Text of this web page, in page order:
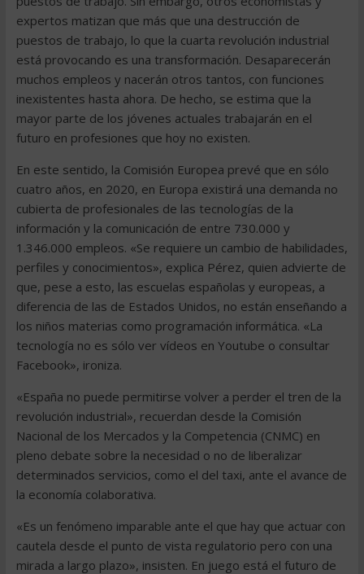
expertos matizan que más que una destrucción de
puestos de trabajo, lo que la cuarta revolución industrial
está provocando es una transformación. Desaparecerán
muchos empleos y nacerán otros tantos, con funciones
inexistentes hasta ahora. De hecho, se estima que la
mayor parte de los jóvenes actuales trabajarán en el
futuro en profesiones que hoy no existen.
En este sentido, la Comisión Europea prevé que en sólo
cuatro años, en 2020, en Europa existirá una demanda no
cubierta de profesionales de las tecnologías de la
información y la comunicación de entre 730.000 y
1.346.000 empleos. «Se requiere un cambio de habilidades,
perfiles y conocimientos», explica Pérez, quien advierte de
que, pese a esto, las escuelas españolas y europeas, a
diferencia de las de Estados Unidos, no están enseñando a
los niños materias como programación informática. «La
tecnología no es sólo ver vídeos en Youtube o consultar
Facebook», ironiza.
«España no puede permitirse volver a perder el tren de la
revolución industrial», recuerdan desde la Comisión
Nacional de los Mercados y la Competencia (CNMC) en
pleno debate sobre la necesidad o no de liberalizar
determinados servicios, como el del taxi, ante el avance de
la economía colaborativa.
«Es un fenómeno imparable ante el que hay que actuar con
cautela desde el punto de vista regulatorio pero con una
mirada a largo plazo», insisten. En juego está el futuro de